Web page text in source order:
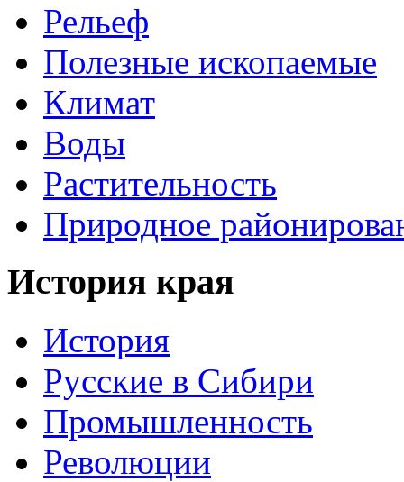
Рельеф
Полезные ископаемые
Климат
Воды
Растительность
Природное
История края
История
Русские в Сибири
Промышленность
Революции